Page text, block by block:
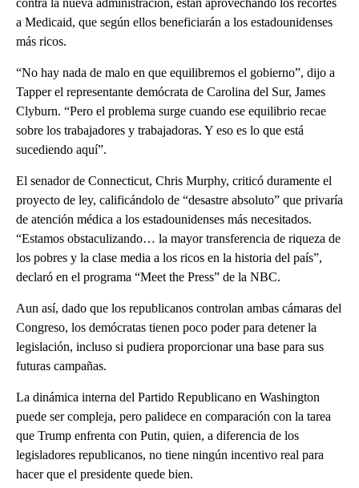
a Medicaid, que según ellos beneficiarán a los estadounidenses
más ricos.
“No hay nada de malo en que equilibremos el gobierno”, dijo a
Tapper el representante demócrata de Carolina del Sur, James
Clyburn. “Pero el problema surge cuando ese equilibrio recae
sobre los trabajadores y trabajadoras. Y eso es lo que está
sucediendo aquí”.
El senador de Connecticut, Chris Murphy, criticó duramente el
proyecto de ley, calificándolo de “desastre absoluto” que privaría
de atención médica a los estadounidenses más necesitados.
“Estamos obstaculizando… la mayor transferencia de riqueza de
los pobres y la clase media a los ricos en la historia del país”,
declaró en el programa “Meet the Press” de la NBC.
Aun así, dado que los republicanos controlan ambas cámaras del
Congreso, los demócratas tienen poco poder para detener la
legislación, incluso si pudiera proporcionar una base para sus
futuras campañas.
La dinámica interna del Partido Republicano en Washington
puede ser compleja, pero palidece en comparación con la tarea
que Trump enfrenta con Putin, quien, a diferencia de los
legisladores republicanos, no tiene ningún incentivo real para
hacer que el presidente quede bien.